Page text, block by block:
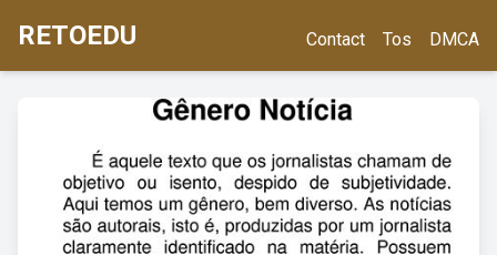
RETOEDU Contact Tos DMCA